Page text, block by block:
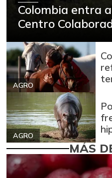
Colombia entra
Centro
AGRO
AGRO
MÁS